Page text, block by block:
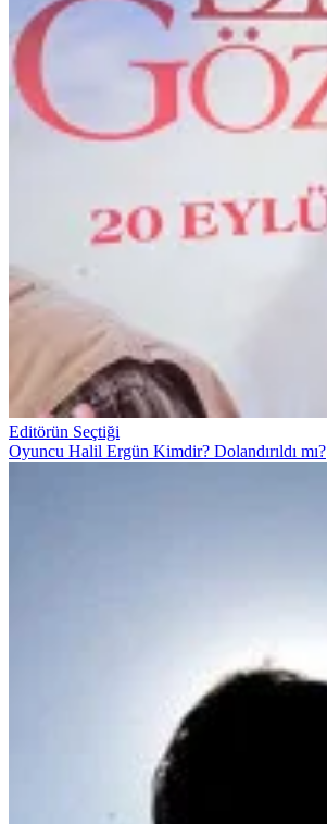
Editörün Seçtiği
Oyuncu Halil Ergün Kimdir? Dolandırıldı mı?